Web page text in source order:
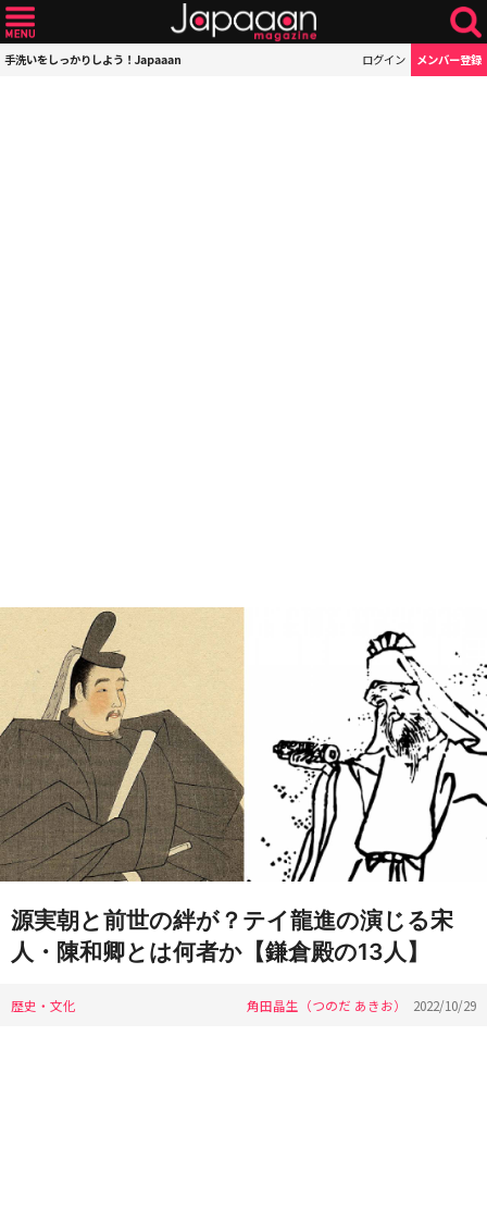
手洗いをしっかりしよう！Japaaan ログイン メンバー登録
源実朝と前世の絆が？テイ龍進の演じる宋
人・陳和卿とは何者か【鎌倉殿の13人】
歴史・文化 角田晶生（つのだ あきお） 2022/10/29